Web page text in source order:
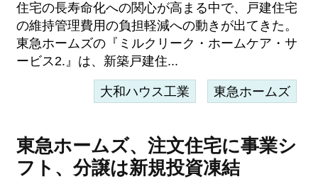
住宅の長寿命化への関心が高まる中で、戸建住宅
の維持管理費用の負担軽減への動きが出てきた。
東急ホームズの『ミルクリーク・ホームケア・サ
ービス2.』は、新築戸建住...
大和ハウス工業 東急ホームズ
東急ホームズ、注文住宅に事業シ
フト、分譲は新規投資凍結